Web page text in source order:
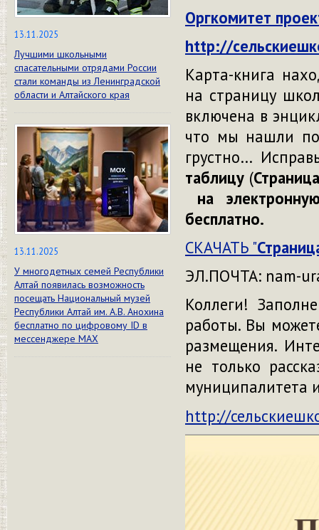
13.11.2025
Лучшими школьными
спасательными отрядами России
стали команды из Ленинградской
области и Алтайского края
13.11.2025
У многодетных семей Республики
Алтай появилась возможность
посещать Национальный музей
Республики Алтай им. А.В. Анохина
бесплатно по цифровому ID в
мессенджере МАХ
Оргкомитет
http://
Карта-книга
на страницу
включена в
что мы нашли
грустно…
таблицу (
на
бесплатно.
СКАЧАТЬ "
ЭЛ.ПОЧТА: nam-
Коллеги!
работы. Вы
размещения.
не только
муниципалитета
http://